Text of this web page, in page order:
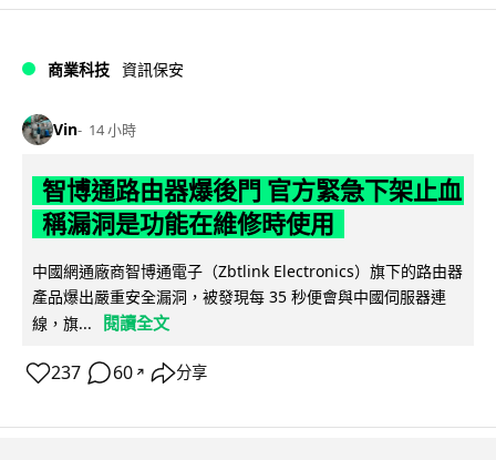
商業科技 資訊保安
Vin 14 小時
智博通路由器爆後門 官方緊急下架止血
稱漏洞是功能在維修時使用
中國網通廠商智博通電子（Zbtlink Electronics）旗下的路由器
產品爆出嚴重安全漏洞，被發現每 35 秒便會與中國伺服器連
線，旗...
閱讀全文
237 60 ↗ 分享